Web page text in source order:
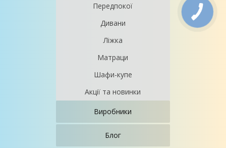
Передпокої
Дивани
Ліжка
Матраци
Шафи-купе
Акції та новинки
Виробники
Блог